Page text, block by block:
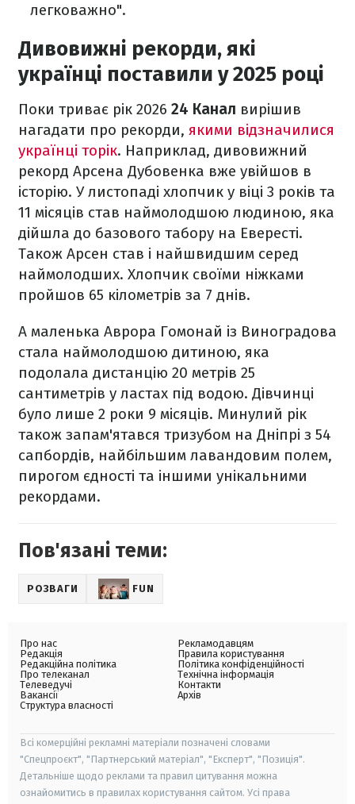
легковажно".
Дивовижні рекорди, які
українці поставили у 2025 році
Поки триває рік 2026 24 Канал вирішив
нагадати про рекорди, якими відзначилися
українці торік. Наприклад, дивовижний
рекорд Арсена Дубовенка вже увійшов в
історію. У листопаді хлопчик у віці 3 років та
11 місяців став наймолодшою людиною, яка
дійшла до базового табору на Евересті.
Також Арсен став і найшвидшим серед
наймолодших. Хлопчик своїми ніжками
пройшов 65 кілометрів за 7 днів.
А маленька Аврора Гомонай із Виноградова
стала наймолодшою дитиною, яка
подолала дистанцію 20 метрів 25
сантиметрів у ластах під водою. Дівчинці
було лише 2 роки 9 місяців. Минулий рік
також запам'ятався тризубом на Дніпрі з 54
сапбордів, найбільшим лавандовим полем,
пирогом єдності та іншими унікальними
рекордами.
Пов'язані теми:
РОЗВАГИ FUN
Про нас
Редакція
Редакційна політика
Про телеканал
Телеведучі
Вакансії
Структура власності
Рекламодавцям
Правила користування
Політика конфіденційності
Технічна інформація
Контакти
Архів
Всі комерційні рекламні матеріали позначені словами
"Спецпроєкт", "Партнерський матеріал", "Експерт", "Позиція".
Детальніше щодо реклами та правил цитування можна
ознайомитись в правилах користування сайтом. Усі права